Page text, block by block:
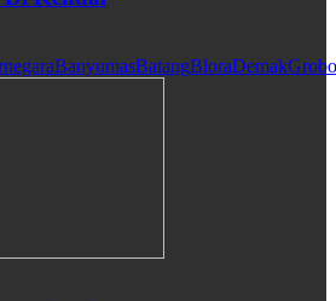
BanyumasBatangBloraDemak